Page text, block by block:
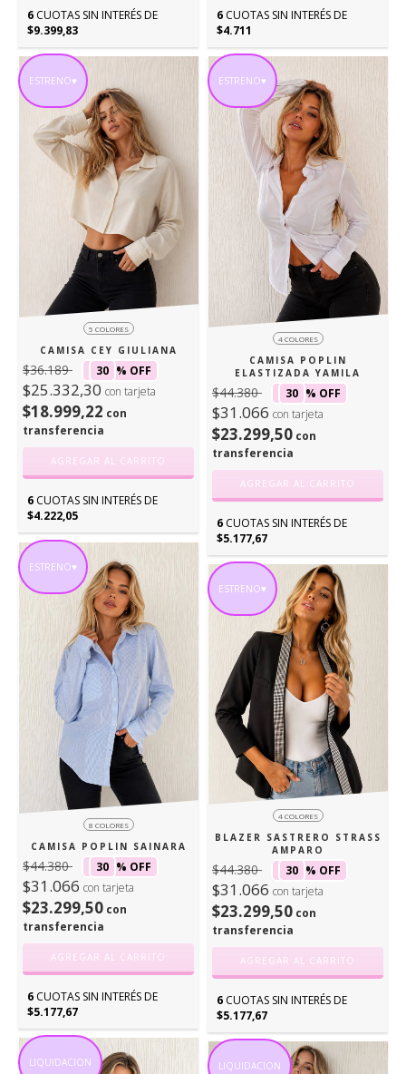
6 CUOTAS SIN INTERÉS DE
$9.399,83
6 CUOTAS SIN INTERÉS DE
$4.711
ESTRENO♥
5 COLORES
CAMISA CEY GIULIANA
$36.189 30 % OFF
$25.332,30 con tarjeta
$18.999,22 con
transferencia
AGREGAR AL CARRITO
6 CUOTAS SIN INTERÉS DE
$4.222,05
ESTRENO♥
4 COLORES
CAMISA POPLIN
ELASTIZADA YAMILA
$44.380 30 % OFF
$31.066 con tarjeta
$23.299,50 con
transferencia
AGREGAR AL CARRITO
6 CUOTAS SIN INTERÉS DE
$5.177,67
ESTRENO♥
8 COLORES
CAMISA POPLIN SAINARA
$44.380 30 % OFF
$31.066 con tarjeta
$23.299,50 con
transferencia
AGREGAR AL CARRITO
6 CUOTAS SIN INTERÉS DE
$5.177,67
ESTRENO♥
4 COLORES
BLAZER SASTRERO STRASS
AMPARO
$44.380 30 % OFF
$31.066 con tarjeta
$23.299,50 con
transferencia
AGREGAR AL CARRITO
6 CUOTAS SIN INTERÉS DE
$5.177,67
LIQUIDACION LIQUIDACION